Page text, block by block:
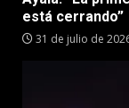
está cerrando”
31 de julio de